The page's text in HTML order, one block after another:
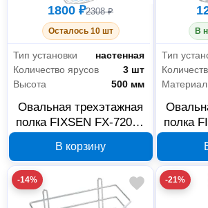
Мебель для ванной комнаты
Товары для ванной комнаты и
Клининговое оборудование
Емкости для мусора
Офис и дом
Хозяйственные товары
1800 ₽2308 ₽
Осталось 10 шт
Тип установки
настенная
Количество ярусов
3 шт
Высота
500 мм
Овальная трехэтажная
полка FIXSEN FX-720-3,
В корзину
В
Тип
Материал
полка
-14% -21%